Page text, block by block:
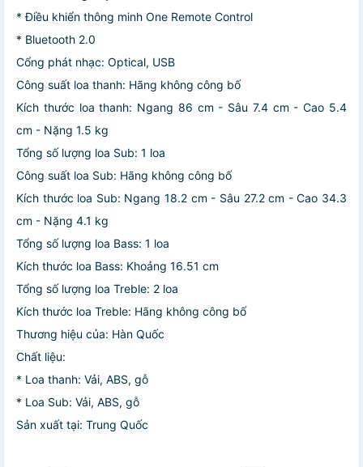
* Điều khiển thông minh One Remote Control
* Bluetooth 2.0
Cổng phát nhạc: Optical, USB
Công suất loa thanh: Hãng không công bố
Kích thước loa thanh: Ngang 86 cm - Sâu 7.4 cm - Cao 5.4
cm - Nặng 1.5 kg
Tổng số lượng loa Sub: 1 loa
Công suất loa Sub: Hãng không công bố
Kích thước loa Sub: Ngang 18.2 cm - Sâu 27.2 cm - Cao 34.3
cm - Nặng 4.1 kg
Tổng số lượng loa Bass: 1 loa
Kích thước loa Bass: Khoảng 16.51 cm
Tổng số lượng loa Treble: 2 loa
Kích thước loa Treble: Hãng không công bố
Thương hiệu của: Hàn Quốc
Chất liệu:
* Loa thanh: Vải, ABS, gỗ
* Loa Sub: Vải, ABS, gỗ
Sản xuất tại: Trung Quốc